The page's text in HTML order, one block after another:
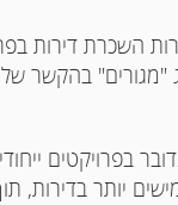
השכרת דירות
בהקשר של
בפרויקטים
יותר בדירות, תוך